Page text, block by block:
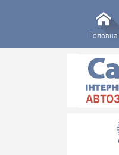
Головна